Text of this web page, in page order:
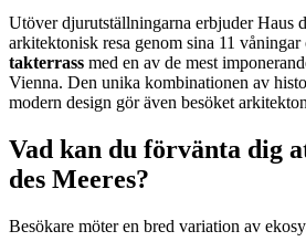
Utöver djurutställningarna erbjuder Haus
arkitektonisk resa genom sina 11 våningar
takterrass med en av de mest
Vienna. Den unika kombinationen av
modern design gör även besöket
Vad kan du förvänta dig
des Meeres?
Besökare möter en bred variation av